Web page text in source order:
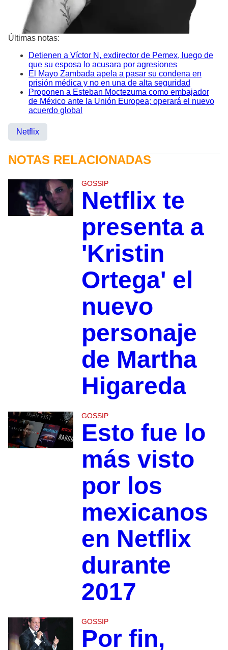
Últimas notas:
Detienen a Víctor N, exdirector de Pemex, luego de
que su esposa lo acusara por agresiones
El Mayo Zambada apela a pasar su condena en
prisión médica y no en una de alta seguridad
Proponen a Esteban Moctezuma como embajador
de México ante la Unión Europea; operará el nuevo
acuerdo global
Netflix
NOTAS RELACIONADAS
GOSSIP
Netflix te
presenta a
'Kristin
Ortega' el
nuevo
personaje
de Martha
Higareda
GOSSIP
Esto fue lo
más visto
por los
mexicanos
en Netflix
durante
2017
GOSSIP
Por fin,